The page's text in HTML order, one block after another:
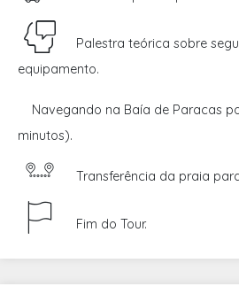
Palestra teórica sobre
equipamento.
Navegando na Baía de Paracas
minutos).
Transferência da praia
Fim do Tour.